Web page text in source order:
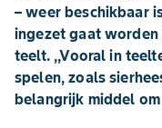
– weer beschikbaar
ingezet gaat
teelt. ,,Vooral in
spelen, zoals
belangrijk middel om